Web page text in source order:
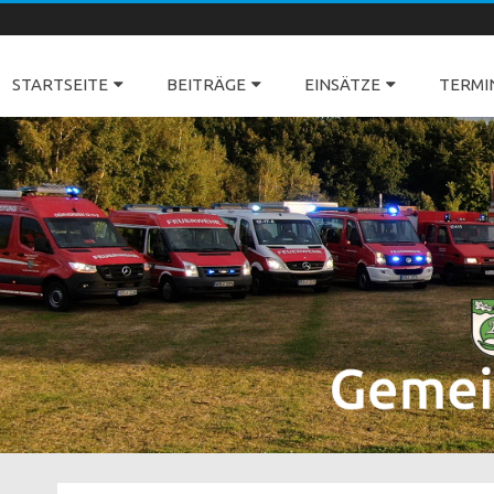
STARTSEITE BEITRÄGE EINSÄTZE